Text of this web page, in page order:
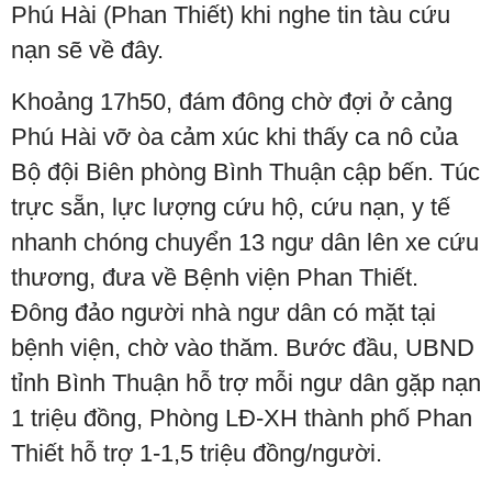
Phú Hài (Phan Thiết) khi nghe tin tàu cứu
nạn sẽ về đây.
Khoảng 17h50, đám đông chờ đợi ở cảng
Phú Hài vỡ òa cảm xúc khi thấy ca nô của
Bộ đội Biên phòng Bình Thuận cập bến. Túc
trực sẵn, lực lượng cứu hộ, cứu nạn, y tế
nhanh chóng chuyển 13 ngư dân lên xe cứu
thương, đưa về Bệnh viện Phan Thiết.
Đông đảo người nhà ngư dân có mặt tại
bệnh viện, chờ vào thăm. Bước đầu, UBND
tỉnh Bình Thuận hỗ trợ mỗi ngư dân gặp nạn
1 triệu đồng, Phòng LĐ-XH thành phố Phan
Thiết hỗ trợ 1-1,5 triệu đồng/người.